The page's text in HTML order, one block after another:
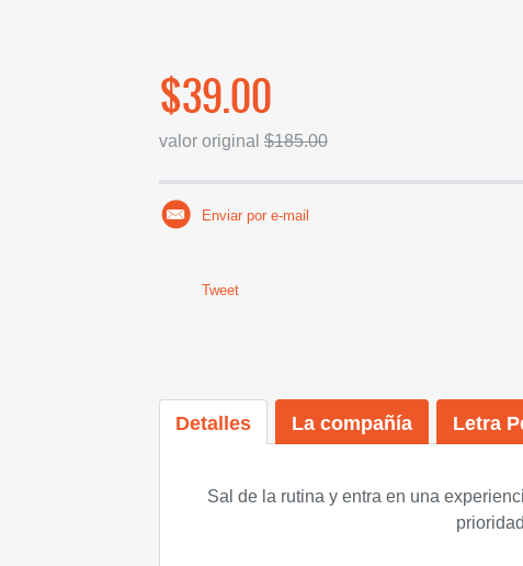
$39.00
valor original$185.00
Enviar por e-mail
Tweet
Detalles La compañía Letra
Sal de la rutina y entra en una